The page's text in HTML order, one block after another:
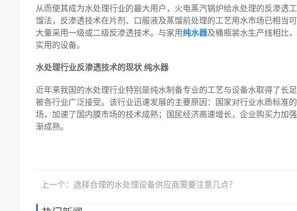
从而使其成为水处理行业的最大用户，火电蒸汽锅炉给水处理的反渗
馏法，反渗透技术在片剂、口服液及蒸馏前处理的工艺用水市场已相当
大量采用一级或二级反渗透技术。与家用纯水器及桶瓶装水生产线相比
实用的设备。
水处理行业反渗透技术的现状 纯水器
近年来我国的水处理行业特别是纯水制备专业的工艺与设备水取得了长
被各行业广泛接受。该行业迅速发展的主要原因：国家对行业水质标准
场，加速了国内膜市场的技术成熟；国民经济高速增长，企业购买力加
渐成熟。
上一个：选择合理的水处理设备供应商需要注意几点？